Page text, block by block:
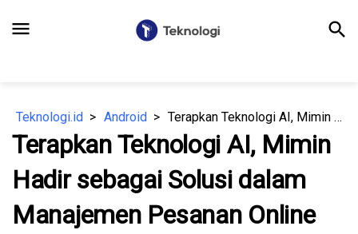
menu search
Teknologi.id Android Terapkan Teknologi AI, Mimin Hadir sebagai Solusi dalam Manajemen Pesanan Online
Terapkan Teknologi AI, Mimin
Hadir sebagai Solusi dalam
Manajemen Pesanan Online